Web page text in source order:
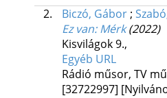
2.
Biczó, Gábor;
Ez van: Mérk (2022)
Kisvilágok 9.,
Egyéb URL
Rádió műsor, TV
[32722997]